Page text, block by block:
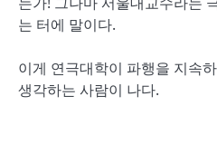
는 터에 말이다.
이게 연극대학이 파행을 지속
생각하는 사람이 나다.